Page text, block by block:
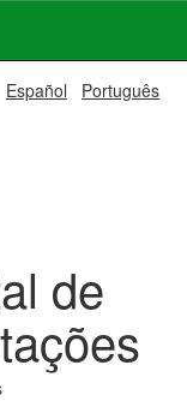
Español Português
de